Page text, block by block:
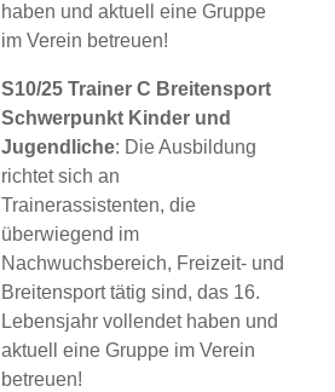
haben und aktuell eine Gruppe
im Verein betreuen!
S10/25 Trainer C Breitensport
Schwerpunkt Kinder und
Jugendliche: Die Ausbildung
richtet sich an
Trainerassistenten, die
überwiegend im
Nachwuchsbereich, Freizeit- und
Breitensport tätig sind, das 16.
Lebensjahr vollendet haben und
aktuell eine Gruppe im Verein
betreuen!